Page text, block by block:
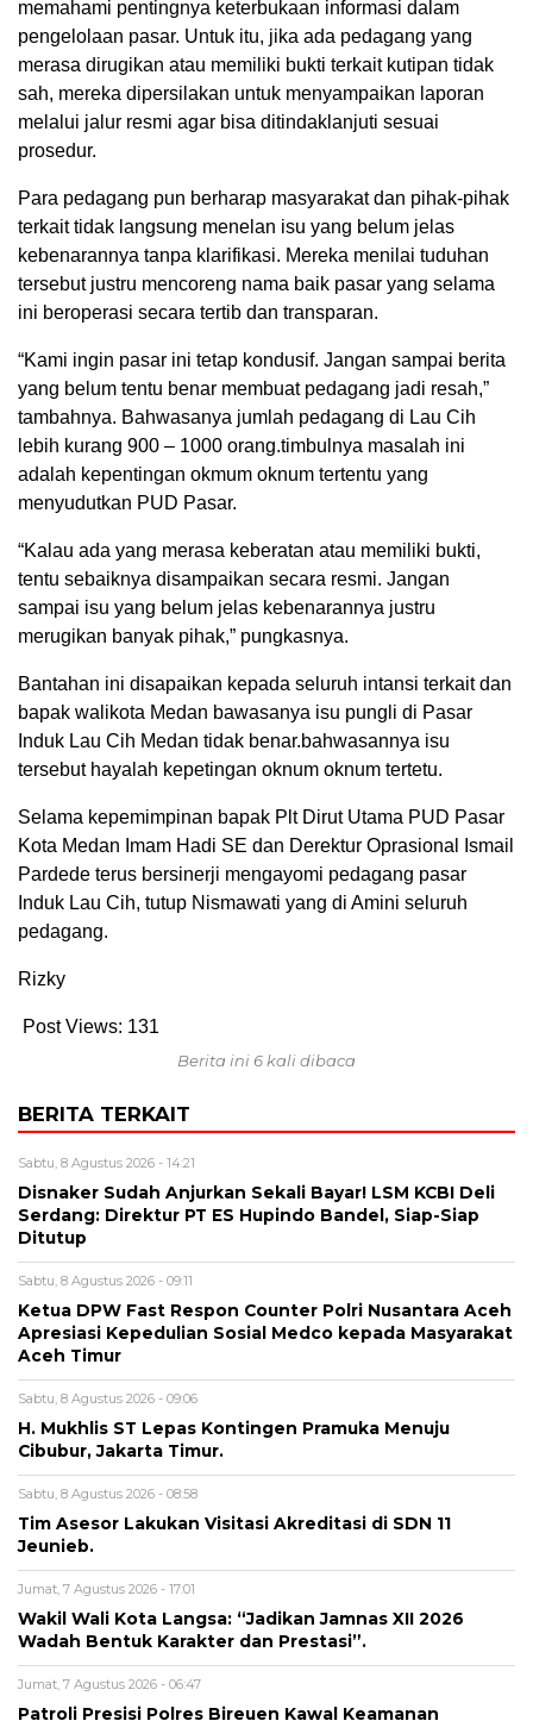
memahami pentingnya keterbukaan informasi dalam
pengelolaan pasar. Untuk itu, jika ada pedagang yang
merasa dirugikan atau memiliki bukti terkait kutipan tidak
sah, mereka dipersilakan untuk menyampaikan laporan
melalui jalur resmi agar bisa ditindaklanjuti sesuai
prosedur.
Para pedagang pun berharap masyarakat dan pihak-pihak
terkait tidak langsung menelan isu yang belum jelas
kebenarannya tanpa klarifikasi. Mereka menilai tuduhan
tersebut justru mencoreng nama baik pasar yang selama
ini beroperasi secara tertib dan transparan.
“Kami ingin pasar ini tetap kondusif. Jangan sampai berita
yang belum tentu benar membuat pedagang jadi resah,”
tambahnya. Bahwasanya jumlah pedagang di Lau Cih
lebih kurang 900 – 1000 orang.timbulnya masalah ini
adalah kepentingan okmum oknum tertentu yang
menyudutkan PUD Pasar.
“Kalau ada yang merasa keberatan atau memiliki bukti,
tentu sebaiknya disampaikan secara resmi. Jangan
sampai isu yang belum jelas kebenarannya justru
merugikan banyak pihak,” pungkasnya.
Bantahan ini disapaikan kepada seluruh intansi terkait dan
bapak walikota Medan bawasanya isu pungli di Pasar
Induk Lau Cih Medan tidak benar.bahwasannya isu
tersebut hayalah kepetingan oknum oknum tertetu.
Selama kepemimpinan bapak Plt Dirut Utama PUD Pasar
Kota Medan Imam Hadi SE dan Derektur Oprasional Ismail
Pardede terus bersinerji mengayomi pedagang pasar
Induk Lau Cih, tutup Nismawati yang di Amini seluruh
pedagang.
Rizky
Post Views: 131
Berita ini 6 kali dibaca
BERITA TERKAIT
Sabtu, 8 Agustus 2026 - 14:21
Disnaker Sudah Anjurkan Sekali Bayar! LSM KCBI Deli
Serdang: Direktur PT ES Hupindo Bandel, Siap-Siap
Ditutup
Sabtu, 8 Agustus 2026 - 09:11
Ketua DPW Fast Respon Counter Polri Nusantara Aceh
Apresiasi Kepedulian Sosial Medco kepada Masyarakat
Aceh Timur
Sabtu, 8 Agustus 2026 - 09:06
H. Mukhlis ST Lepas Kontingen Pramuka Menuju
Cibubur, Jakarta Timur.
Sabtu, 8 Agustus 2026 - 08:58
Tim Asesor Lakukan Visitasi Akreditasi di SDN 11
Jeunieb.
Jumat, 7 Agustus 2026 - 17:01
Wakil Wali Kota Langsa: “Jadikan Jamnas XII 2026
Wadah Bentuk Karakter dan Prestasi”.
Jumat, 7 Agustus 2026 - 06:47
Patroli Presisi Polres Bireuen Kawal Keamanan